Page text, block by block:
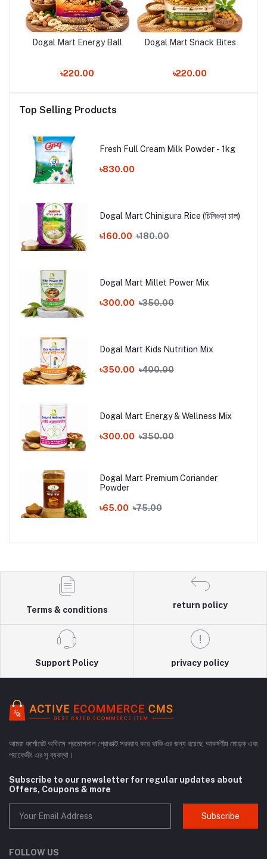
Dogal Mart Energy Ball
৳220.00
Dogal Mart Snack Bites
৳220.00
Top Selling Products
Fresh Full Cream Milk Powder - 1kg
৳830.00
Dogal Mart Chinigura Rice (চিনিগুড়া চাল)
৳160.00 ৳180.00
Dogal Mart Millet Power Mix
৳300.00 ৳350.00
Dogal Mart Kids Nutrition Mix
৳350.00 ৳400.00
Dogal Mart Energy & Wellness Mix
৳300.00 ৳350.00
Dogal Mart Premium Coriander
Powder
৳65.00 ৳75.00
Terms & conditions
return policy
Support Policy privacy policy
আমরা কর্পোরেট অফিসে প্রমোশনাল প্রোডাক্ট সরবরাহ করে থাকি এর জন্য রয়েছে আকর্ষণীয় মোড়ক এবং
পয়াকেজীং এর সু ব্যবস্থা।
Subscribe to our newsletter for regular updates about
Offers, Coupons & more
Subscribe
FOLLOW US